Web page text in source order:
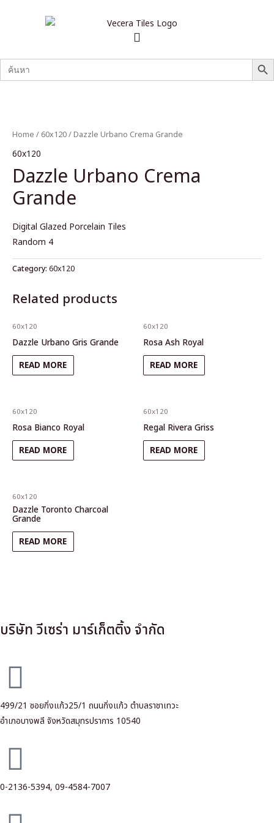
Search
for:
SEARCH
Home / 60x120/ Dazzle Urbano Crema Grande
60x120
Dazzle Urbano Crema
Grande
Digital Glazed Porcelain Tiles
Random 4
Category: 60x120
Related products
60x120
Dazzle Urbano Gris Grande
READ MORE
60x120
Rosa Ash Royal
READ MORE
60x120
Rosa Bianco Royal
READ MORE
60x120
Regal Rivera Griss
READ MORE
60x120
Dazzle Toronto Charcoal
Grande
READ MORE
บริษัท วีเซร่า มาร์เก็ตติ้ง จำกัด
499/21 ซอยกิ่งแก้ว25/1 ถนนกิ่งแก้ว ตำบลราชาเทวะ
อำเภอบางพลี จังหวัดสมุทรปราการ 10540
0-2136-5394, 09-4584-7007